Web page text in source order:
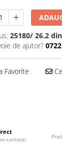
25180/ 26.2
de ajutor?
Favorite
calitate!